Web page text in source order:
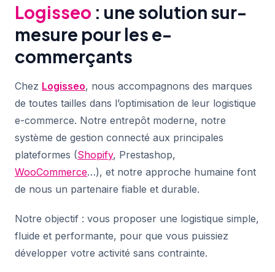
Logisseo : une solution sur-
mesure pour les e-
commerçants
Chez Logisseo, nous accompagnons des marques
de toutes tailles dans l’optimisation de leur logistique
e-commerce. Notre entrepôt moderne, notre
système de gestion connecté aux principales
plateformes (Shopify, Prestashop,
WooCommerce…), et notre approche humaine font
de nous un partenaire fiable et durable.
Notre objectif : vous proposer une logistique simple,
fluide et performante, pour que vous puissiez
développer votre activité sans contrainte.